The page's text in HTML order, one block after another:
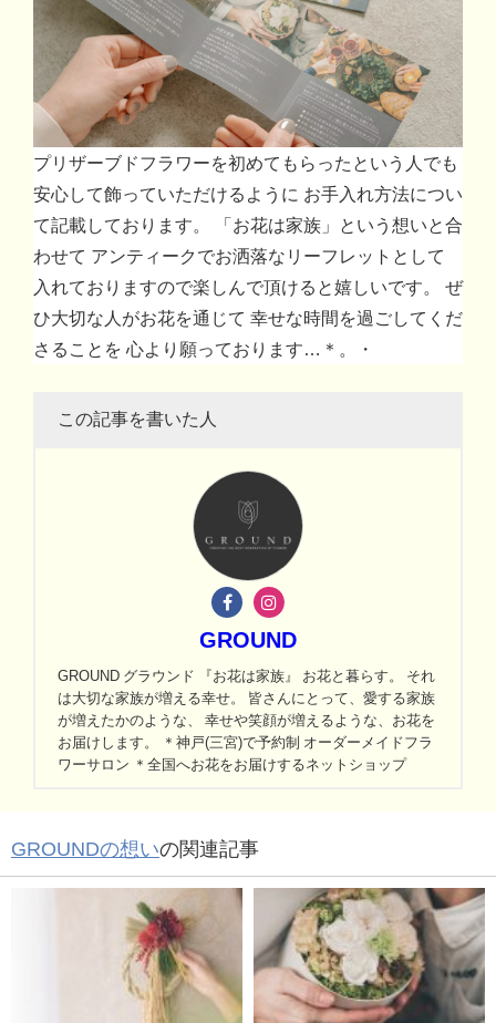
プリザーブドフラワーを初めてもらったという人でも
安心して飾っていただけるように お手入れ方法につい
て記載しております。 「お花は家族」という想いと合
わせて アンティークでお洒落なリーフレットとして
入れておりますので楽しんで頂けると嬉しいです。 ぜ
ひ大切な人がお花を通じて 幸せな時間を過ごしてくだ
さることを 心より願っております…＊。・
この記事を書いた人
GROUND
GROUND グラウンド 『お花は家族』 お花と暮らす。 それ
は大切な家族が増える幸せ。 皆さんにとって、愛する家族
が増えたかのような、 幸せや笑顔が増えるような、お花を
お届けします。 ＊神戸(三宮)で予約制 オーダーメイドフラ
ワーサロン ＊全国へお花をお届けするネットショップ
GROUNDの想いの関連記事